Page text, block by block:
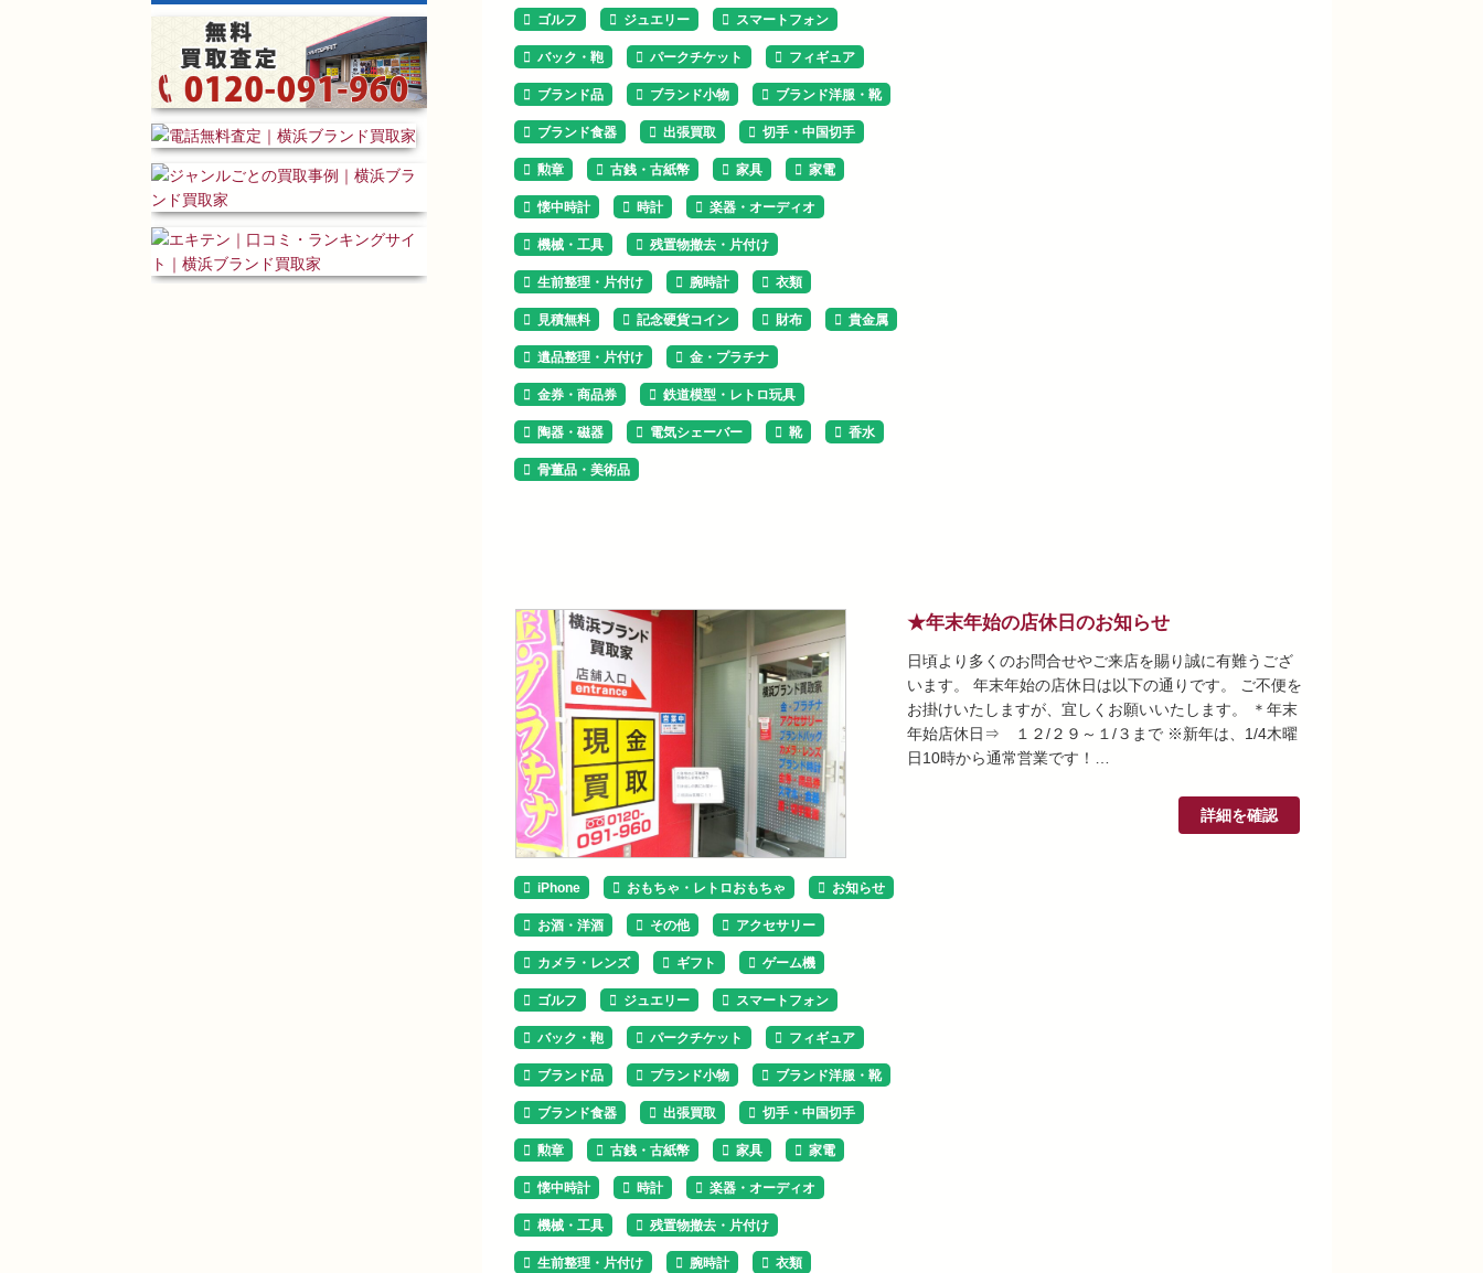
ゴルフ ジュエリー スマートフォン
バック・鞄 パークチケット フィギュア
ブランド品 ブランド小物 ブランド洋服・靴
ブランド食器 出張買取 切手・中国切手
勲章 古銭・古紙幣 家具 家電
懐中時計 時計 楽器・オーディオ
機械・工具 残置物撤去・片付け
生前整理・片付け 腕時計 衣類
見積無料 記念硬貨コイン 財布 貴金属
遺品整理・片付け 金・プラチナ
金券・商品券 鉄道模型・レトロ玩具
陶器・磁器 電気シェーバー 靴 香水
骨董品・美術品
iPhone おもちゃ・レトロおもちゃ お知らせ
お酒・洋酒 その他 アクセサリー
カメラ・レンズ ギフト ゲーム機
ゴルフ ジュエリー スマートフォン
バック・鞄 パークチケット フィギュア
ブランド品 ブランド小物 ブランド洋服・靴
ブランド食器 出張買取 切手・中国切手
勲章 古銭・古紙幣 家具 家電
懐中時計 時計 楽器・オーディオ
機械・工具 残置物撤去・片付け
生前整理・片付け 腕時計 衣類
★年末年始の店休日のお知らせ
日頃より多くのお問合せやご来店を賜り誠に有難うござ
います。 年末年始の店休日は以下の通りです。 ご不便を
お掛けいたしますが、宜しくお願いいたします。 ＊年末
年始店休日⇒ １２/２９～１/３まで ※新年は、1/4木曜
日10時から通常営業です！…
詳細を確認